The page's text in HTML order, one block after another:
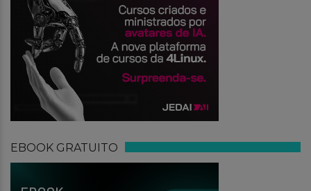
EBOOK GRATUITO